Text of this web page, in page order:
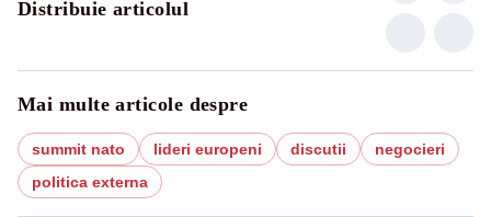
Distribuie articolul
Mai multe articole despre
summit nato lideri europeni discutii
negocieri
politica externa